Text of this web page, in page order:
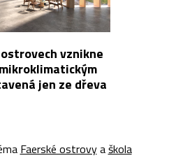
vznikne
jen ze dřeva
Faerské ostrovyaškola